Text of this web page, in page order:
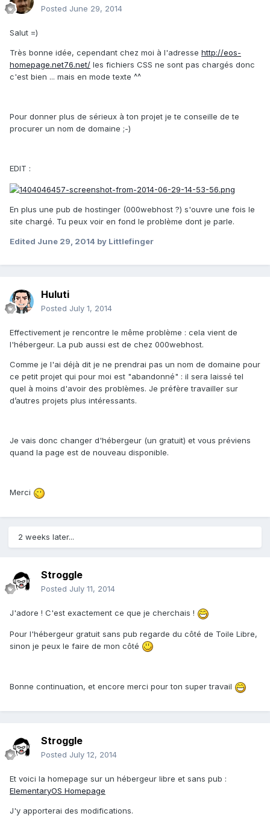
Posted June 29, 2014
Salut =)
Très bonne idée, cependant chez moi à l'adresse http://eos-
homepage.net76.net/ les fichiers CSS ne sont pas chargés donc
c'est bien ... mais en mode texte ^^
Pour donner plus de sérieux à ton projet je te conseille de te
procurer un nom de domaine ;-)
EDIT :
En plus une pub de hostinger (000webhost ?) s'ouvre une fois le
site chargé. Tu peux voir en fond le problème dont je parle.
Edited June 29, 2014 by Littlefinger
Huluti
Posted July 1, 2014
Effectivement je rencontre le même problème : cela vient de
l'hébergeur. La pub aussi est de chez 000webhost.
Comme je l'ai déjà dit je ne prendrai pas un nom de domaine pour
ce petit projet qui pour moi est "abandonné" : il sera laissé tel
quel à moins d'avoir des problèmes. Je préfère travailler sur
d’autres projets plus intéressants.
Je vais donc changer d'hébergeur (un gratuit) et vous préviens
quand la page est de nouveau disponible.
Merci
2 weeks later...
Stroggle
Posted July 11, 2014
J'adore ! C'est exactement ce que je cherchais !
Pour l'hébergeur gratuit sans pub regarde du côté de Toile Libre,
sinon je peux le faire de mon côté
Bonne continuation, et encore merci pour ton super travail
Stroggle
Posted July 12, 2014
Et voici la homepage sur un hébergeur libre et sans pub :
ElementaryOS Homepage
J'y apporterai des modifications.